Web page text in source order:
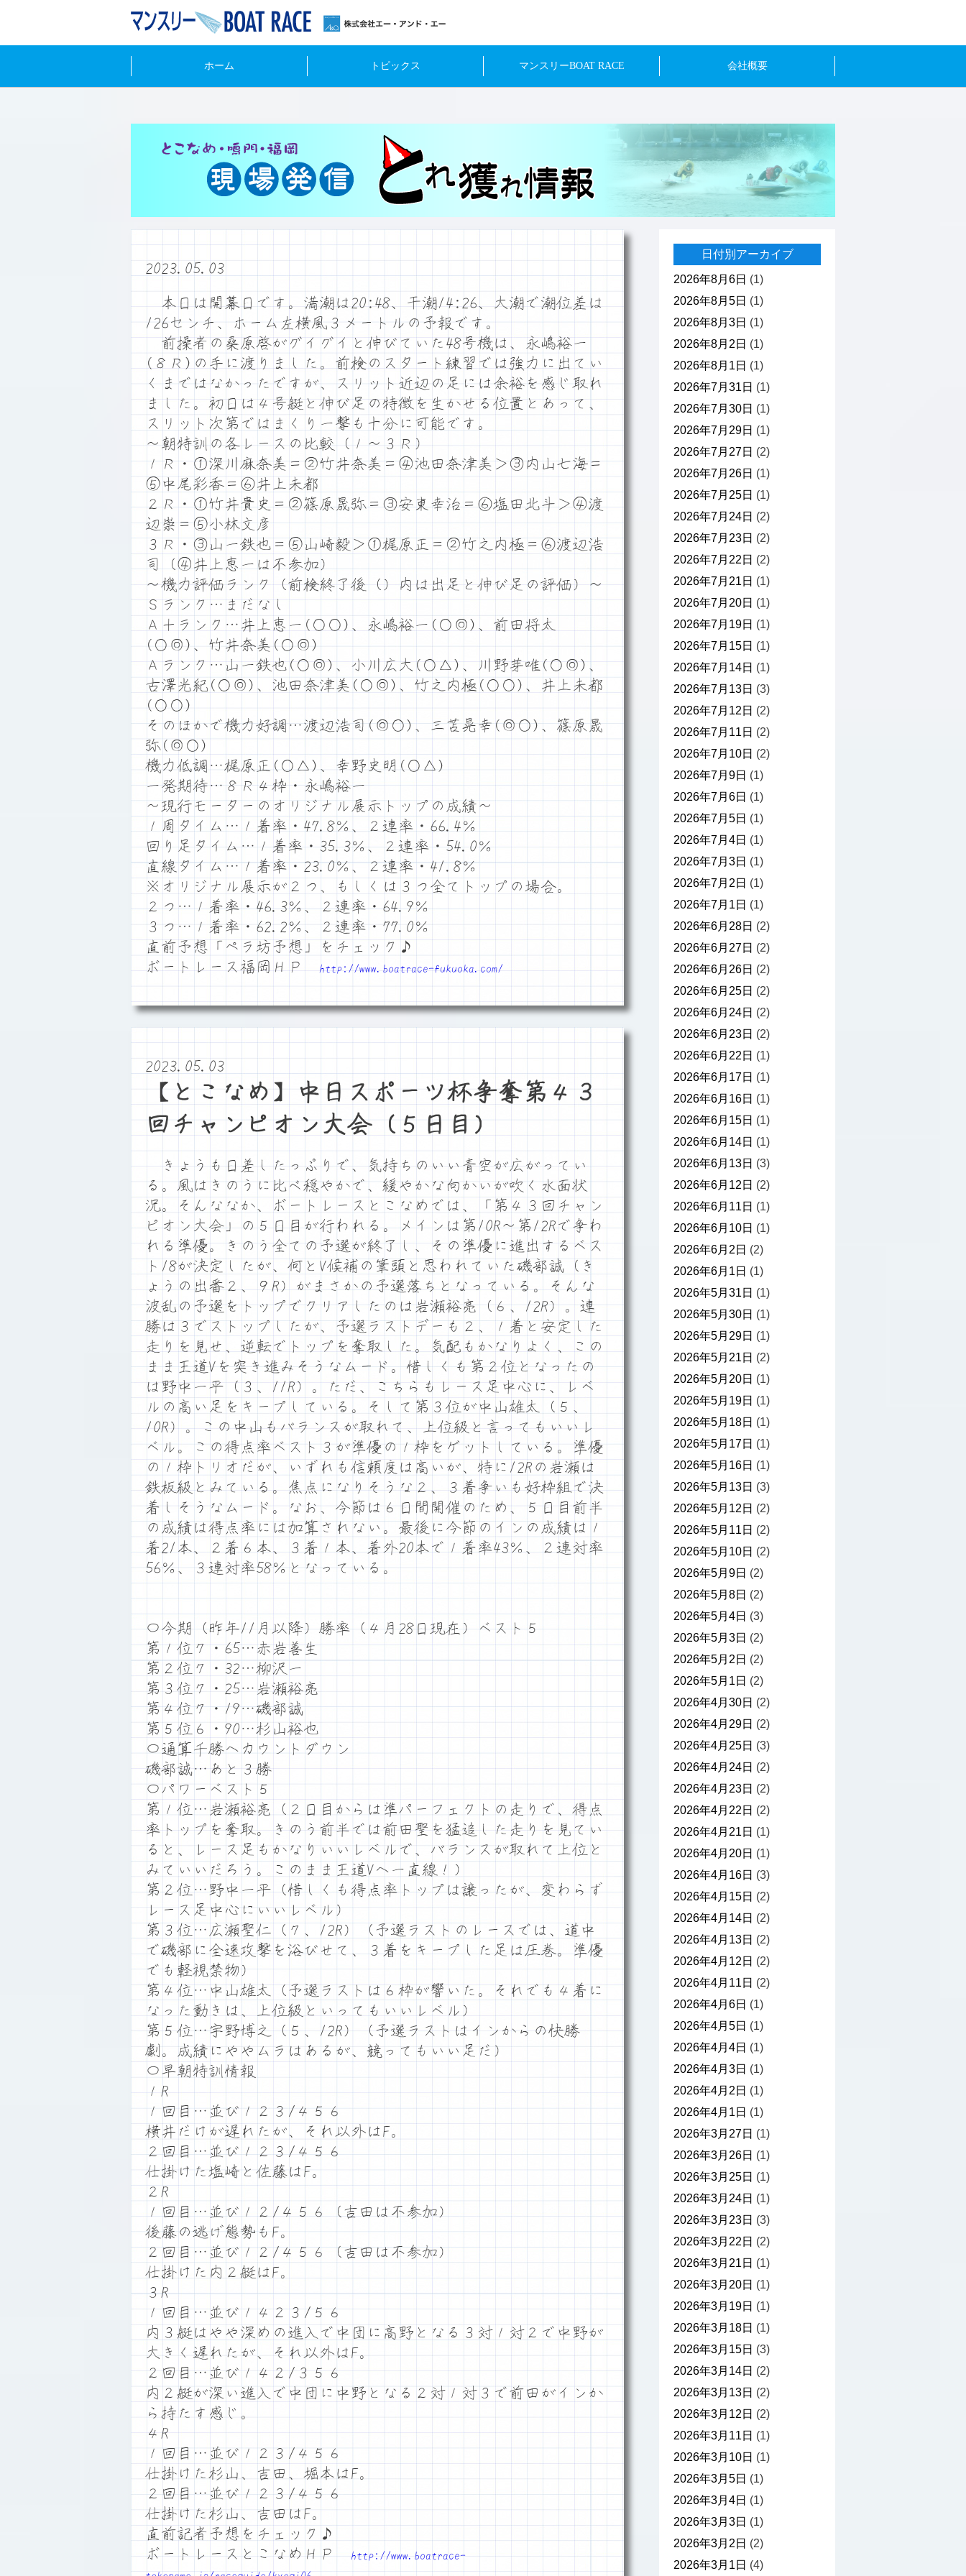
ホーム トピックス マンスリーBOAT RACE 会社概要
2023.05.03
本日は開幕日です。満潮は20:48、干潮14:26、大潮で潮位差は
126センチ、ホーム左横風３メートルの予報です。
前操者の桑原啓がグイグイと伸びていた48号機は、永嶋裕一
(８Ｒ)の手に渡りました。前検のスタート練習では強力に出てい
くまではなかったですが、スリット近辺の足には余裕を感じ取れ
ました。初日は４号艇と伸び足の特徴を生かせる位置とあって、
スリット次第ではまくり一撃も十分に可能です。
～朝特訓の各レースの比較（１～３Ｒ）
１Ｒ・①深川麻奈美＝②竹井奈美＝④池田奈津美＞③内山七海＝
⑤中尾彩香＝⑥井上未都
２Ｒ・①竹井貴史＝②篠原晟弥＝③安東幸治＝⑥塩田北斗＞④渡
辺崇＝⑤小林文彦
３Ｒ・③山一鉄也＝⑤山崎毅＞①梶原正＝②竹之内極＝⑥渡辺浩
司（④井上恵一は不参加）
～機力評価ランク（前検終了後（）内は出足と伸び足の評価）～
Ｓランク…まだなし
Ａ＋ランク…井上恵一(○○)、永嶋裕一(○◎)、前田将太
(○◎)、竹井奈美(○◎)
Ａランク…山一鉄也(○◎)、小川広大(○△)、川野芽唯(○◎)、
古澤光紀(○◎)、池田奈津美(○◎)、竹之内極(○○)、井上未都
(○○)
そのほかで機力好調…渡辺浩司(◎○)、三苫晃幸(◎○)、篠原晟
弥(◎○)
機力低調…梶原正(○△)、幸野史明(○△)
一発期待…８Ｒ４枠・永嶋裕一
～現行モーターのオリジナル展示トップの成績～
１周タイム…１着率・47.8％、２連率・66.4％
回り足タイム…１着率・35.3％、２連率・54.0％
直線タイム…１着率・23.0％、２連率・41.8％
※オリジナル展示が２つ、もしくは３つ全てトップの場合。
２つ…１着率・46.3％、２連率・64.9％
３つ…１着率・62.2％、２連率・77.0％
直前予想「ペラ坊予想」をチェック♪
ボートレース福岡ＨＰ
http://www.boatrace-fukuoka.com/
2023.05.03
【とこなめ】中日スポーツ杯争奪第４３
回チャンピオン大会（５日目）
きょうも日差したっぷりで、気持ちのいい青空が広がってい
る。風はきのうに比べ穏やかで、緩やかな向かいが吹く水面状
況。そんななか、ボートレースとこなめでは、「第４３回チャン
ピオン大会」の５日目が行われる。メインは第10R～第12Rで争わ
れる準優。きのう全ての予選が終了し、その準優に進出するベス
ト18が決定したが、何とV候補の筆頭と思われていた磯部誠（き
ょうの出番２、９R）がまさかの予選落ちとなっている。そんな
波乱の予選をトップでクリアしたのは岩瀬裕亮（６、12R）。連
勝は３でストップしたが、予選ラストデーも２、１着と安定した
走りを見せ、逆転でトップを奪取した。気配もかなりよく、この
まま王道Vを突き進みそうなムード。惜しくも第２位となったの
は野中一平（３、11R）。ただ、こちらもレース足中心に、レベ
ルの高い足をキープしている。そして第３位が中山雄太（５、
10R）。この中山もバランスが取れて、上位級と言ってもいいレ
ベル。この得点率ベスト３が準優の１枠をゲットしている。準優
の１枠トリオだが、いずれも信頼度は高いが、特に12Rの岩瀬は
鉄板級とみている。焦点になりそうな２、３着争いも好枠組で決
着しそうなムード。なお、今節は６日間開催のため、５日目前半
の成績は得点率には加算されない。最後に今節のインの成績は１
着21本、２着６本、３着１本、着外20本で１着率43％、２連対率
56％、３連対率58％となっている。
〇今期（昨年11月以降）勝率（４月28日現在）ベスト５
第１位７・65…赤岩善生
第２位７・32…柳沢一
第３位７・25…岩瀬裕亮
第４位７・19…磯部誠
第５位６・90…杉山裕也
〇通算千勝へカウントダウン
磯部誠…あと３勝
〇パワーベスト５
第１位…岩瀬裕亮（２日目からは準パーフェクトの走りで、得点
率トップを奪取。きのう前半では前田聖を猛追した走りを見てい
ると、レース足もかなりいいレベルで、バランスが取れて上位と
みていいだろう。このまま王道Vへ一直線！）
第２位…野中一平（惜しくも得点率トップは譲ったが、変わらず
レース足中心にいいレベル）
第３位…広瀬聖仁（７、12R）（予選ラストのレースでは、道中
で磯部に全速攻撃を浴びせて、３着をキープした足は圧巻。準優
でも軽視禁物）
第４位…中山雄太（予選ラストは６枠が響いた。それでも４着に
なった動きは、上位級といってもいいレベル）
第５位…宇野博之（５、12R）（予選ラストはインからの快勝
劇。成績にややムラはあるが、競ってもいい足だ）
〇早朝特訓情報
１R
１回目…並び１２３/４５６
横井だけが遅れたが、それ以外はF。
２回目…並び１２３/４５６
仕掛けた塩崎と佐藤はF。
２R
１回目…並び１２/４５６（吉田は不参加）
後藤の逃げ態勢もF。
２回目…並び１２/４５６（吉田は不参加）
仕掛けた内２艇はF。
３R
１回目…並び１４２３/５６
内３艇はやや深めの進入で中団に高野となる３対１対２で中野が
大きく遅れたが、それ以外はF。
２回目…並び１４２/３５６
内２艇が深い進入で中団に中野となる２対１対３で前田がインか
ら持たす感じ。
４R
１回目…並び１２３/４５６
仕掛けた杉山、吉田、堀本はF。
２回目…並び１２３/４５６
仕掛けた杉山、吉田はF。
直前記者予想をチェック♪
ボートレースとこなめＨＰ
http://www.boatrace-
日付別アーカイブ
2026年8月6日 (1)
2026年8月5日 (1)
2026年8月3日 (1)
2026年8月2日 (1)
2026年8月1日 (1)
2026年7月31日 (1)
2026年7月30日 (1)
2026年7月29日 (1)
2026年7月27日 (2)
2026年7月26日 (1)
2026年7月25日 (1)
2026年7月24日 (2)
2026年7月23日 (2)
2026年7月22日 (2)
2026年7月21日 (1)
2026年7月20日 (1)
2026年7月19日 (1)
2026年7月15日 (1)
2026年7月14日 (1)
2026年7月13日 (3)
2026年7月12日 (2)
2026年7月11日 (2)
2026年7月10日 (2)
2026年7月9日 (1)
2026年7月6日 (1)
2026年7月5日 (1)
2026年7月4日 (1)
2026年7月3日 (1)
2026年7月2日 (1)
2026年7月1日 (1)
2026年6月28日 (2)
2026年6月27日 (2)
2026年6月26日 (2)
2026年6月25日 (2)
2026年6月24日 (2)
2026年6月23日 (2)
2026年6月22日 (1)
2026年6月17日 (1)
2026年6月16日 (1)
2026年6月15日 (1)
2026年6月14日 (1)
2026年6月13日 (3)
2026年6月12日 (2)
2026年6月11日 (1)
2026年6月10日 (1)
2026年6月2日 (2)
2026年6月1日 (1)
2026年5月31日 (1)
2026年5月30日 (1)
2026年5月29日 (1)
2026年5月21日 (2)
2026年5月20日 (1)
2026年5月19日 (1)
2026年5月18日 (1)
2026年5月17日 (1)
2026年5月16日 (1)
2026年5月13日 (3)
2026年5月12日 (2)
2026年5月11日 (2)
2026年5月10日 (2)
2026年5月9日 (2)
2026年5月8日 (2)
2026年5月4日 (3)
2026年5月3日 (2)
2026年5月2日 (2)
2026年5月1日 (2)
2026年4月30日 (2)
2026年4月29日 (2)
2026年4月25日 (3)
2026年4月24日 (2)
2026年4月23日 (2)
2026年4月22日 (2)
2026年4月21日 (1)
2026年4月20日 (1)
2026年4月16日 (3)
2026年4月15日 (2)
2026年4月14日 (2)
2026年4月13日 (2)
2026年4月12日 (2)
2026年4月11日 (2)
2026年4月6日 (1)
2026年4月5日 (1)
2026年4月4日 (1)
2026年4月3日 (1)
2026年4月2日 (1)
2026年4月1日 (1)
2026年3月27日 (1)
2026年3月26日 (1)
2026年3月25日 (1)
2026年3月24日 (1)
2026年3月23日 (3)
2026年3月22日 (2)
2026年3月21日 (1)
2026年3月20日 (1)
2026年3月19日 (1)
2026年3月18日 (1)
2026年3月15日 (3)
2026年3月14日 (2)
2026年3月13日 (2)
2026年3月12日 (2)
2026年3月11日 (1)
2026年3月10日 (1)
2026年3月5日 (1)
2026年3月4日 (1)
2026年3月3日 (1)
2026年3月2日 (2)
2026年3月1日 (4)